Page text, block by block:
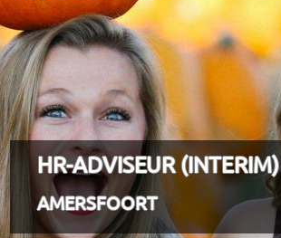
HR-ADVISEUR (INTERIM)
AMERSFOORT